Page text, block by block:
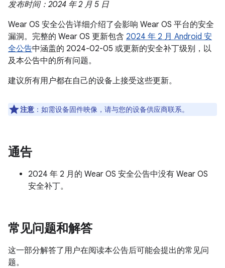
发布时间：2024 年 2 月 5 日
Wear OS 安全公告详细介绍了会影响 Wear OS 平台的安全
漏洞。完整的 Wear OS 更新包含 2024 年 2 月 Android 安
全公告中涵盖的 2024-02-05 或更新的安全补丁级别，以
及本公告中的所有问题。
建议所有用户都在自己的设备上接受这些更新。
注意 ：如需设备固件映像，请与您的设备供应商联系。
通告
2024 年 2 月的 Wear OS 安全公告中没有 Wear OS
安全补丁。
常见问题和解答
这一部分解答了用户在阅读本公告后可能会提出的常见问
题。